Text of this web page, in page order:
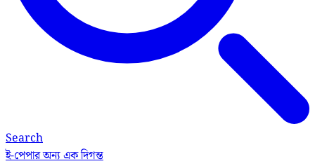
Search
ই-পেপারঅন্য এক দিগন্ত